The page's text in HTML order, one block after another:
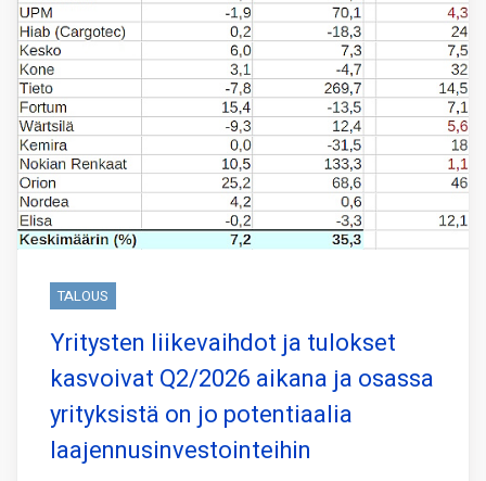
TALOUS
Yritysten liikevaihdot ja tulokset
kasvoivat Q2/2026 aikana ja osassa
yrityksistä on jo potentiaalia
laajennusinvestointeihin